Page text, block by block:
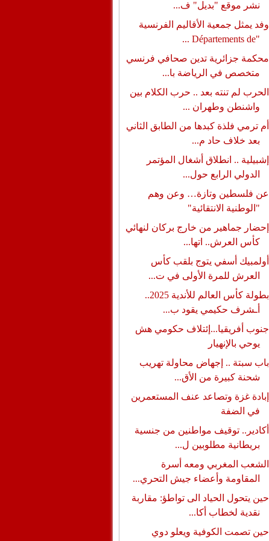
نشر موقع "بديل" ف...
وفد يمثل جمعية الأقاليم الفرنسية
"Départements de ...
محكمة جزائرية تدين صحافي فرنسي
متخصص في الرياضة با...
الحرب لم تنته بعد .. حرب الكلام بين
واشنطن وطهران ...
أم ترمي فلذة كبدها من الطابق الثاني
بعد خلاف حاد م...
إشبيلية .. انطلاق أشغال المؤتمر
الدولي الرابع حول...
عن فلسطين وتازة… وعن وهم
"الوطنية الانتقائية"
إحضار جماهير من خارج بركان لنهائي
كأس العرش.. اتها...
أولمبيك أسفي يتوج بلقب كأس
العرش للمرة الأولى في ت...
بطولة كأس العالم للأندية 2025..
أـشرف حكيمي يقود ب...
جنوب أفريقيا...إئتلاف حكومي هش
يوحي بالإنهيار
باب سبتة .. إجهاض محاولة تهريب
شحنة كبيرة من الأق...
إبادة غزة وتصاعد عنف المستعمرين
في الضفة
أكادير.. توقيف مواطنين من جنسية
بريطانية مطلوبين ل...
الشعب المغربي ومعه أسرة
المقاومة وأعضاء جيش التحري...
حين يتحول الحياد الى تواطؤ: مقاربة
نقدية لخطاب أكا...
حين تصمت الكوفية ويعلو دوي